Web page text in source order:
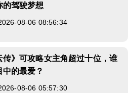
的驾驶梦想
08-06 08:56:34
传》可攻略女主角超过十位，谁
中的最爱？
08-06 05:57:30